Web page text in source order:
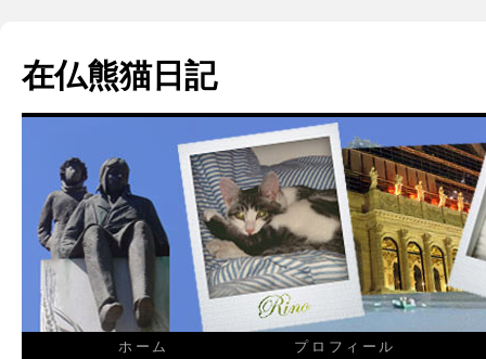
在仏熊猫日記
ホーム プロフィール